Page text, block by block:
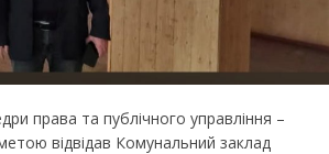
права та публічного управління –
відвідав Комунальний заклад